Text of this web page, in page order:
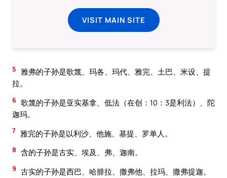
VISIT MAIN SITE
5 雅弗的子孙是歌篾、玛各、玛代、雅完、土巴、米设、提
拉。
6 歌篾的子孙是亚实基拿、低法（在创：10：3是利法）、陀
迦玛。
7 雅完的子孙是以利沙、他施、基提、罗单人。
8 含的子孙是古实、埃及、弗、迦南。
9 古实的子孙是西巴、哈腓拉、撒弗他、拉玛、撒弗提迦。